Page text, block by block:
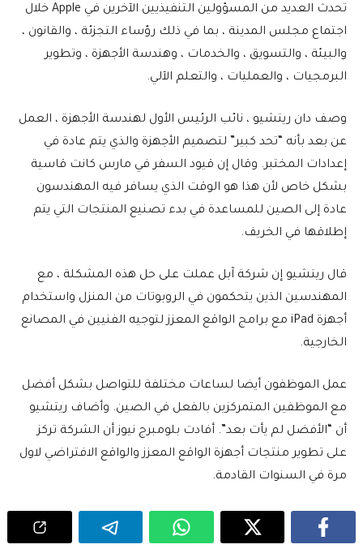
تحدث العديد من المسؤولين التنفيذيين الآخرين في Apple خلال
اجتماع مجلس المدينة ، بما في ذلك رؤساء التجزئة ، والقانون ،
والبيئة ، والتسويق ، والخدمات ، وهندسة الأجهزة ، وتطوير
البرمجيات ، والعمليات ، والتعلم الآلي.
وصف دان ريتشيو ، نائب الرئيس الأول لهندسة الأجهزة ، العمل
عن بعد بأنه “تحد كبير” لتصميم الأجهزة والذي يتم عادة في
إعدادات المختبر. وقال إن قيود السفر في مارس كانت قاسية
بشكل خاص لأن هذا هو الوقت الذي يسافر فيه المهندسون
عادة إلى الصين للمساعدة في بدء تصنيع المنتجات التي يتم
إطلاقها في الخريف.
قال ريتشيو إن شركة آبل عملت على حل هذه المشكلة ، مع
المهندسين الذين يتحكمون في الروبوتات من المنزل واستخدام
أجهزة iPad مع برامج الواقع المعزز لتوجيه الفنيين في المصانع
الخارجية.
عمل الموظفون أيضا لساعات مختلفة للتواصل بشكل أفضل
مع الموظفين المتمركزين بالفعل في الصين. وأضاف ريتشيو
أن “الأفضل لم يأت بعد”. أفادت بلومبرج نيوز أن الشركة تركز
على تطوير منتجات أجهزة الواقع المعزز والواقع الافتراضي لاول
مرة في السنوات القادمة.